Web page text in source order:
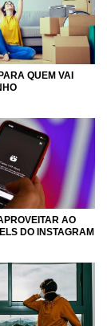
QUEM VAI
AO
DO INSTAGRAM